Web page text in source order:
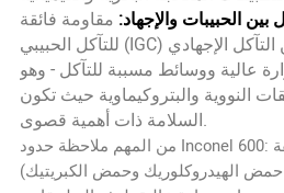
الحبيبات والإجهاد: مقاومة فائقة
للتآكل الحبيبي (IGC) والتكسير الناتج عن التآكل الإجهادي (SCC)
عالية ووسائط مسببة للتآكل - وهو
النووية والبتروكيماوية حيث تكون
السلامة ذات أهمية قصوى.
من المهم ملاحظة حدود Inconel 600: فهو يتمتع بمقاومة ضعيفة
الهيدروكلوريك وحمض الكبريتيك)